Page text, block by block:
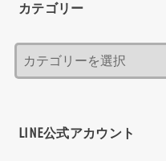
カテゴリー
LINE公式アカウント